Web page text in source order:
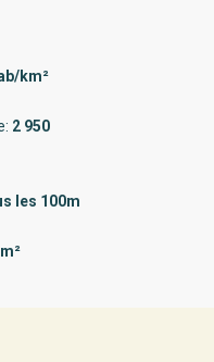
km²
2 950
les 100m